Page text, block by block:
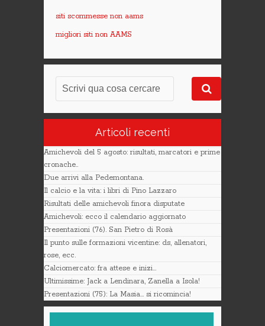
siti scommesse non aams
migliori siti non AAMS
Articoli recenti
Amichevoli del 5 agosto: risultati, marcatori e prime
cronache..
Due arrivi alla Pedemontana.
Il calcio e la vita: i libri di Pino Lazzaro
Risultati delle amichevoli finora disputate
Amichevoli: ecco il calendario aggiornato
Presentazioni (76). San Pietro di Rosà
Il punto sulle formazioni vicentine: ds, allenatori,
rose, ecc.
Calciomercato: fra attese e inizi…
Ultimissime: Jack a Lendinara, Zanella a Isola!
Presentazioni (75): La Masia… si ricomincia!